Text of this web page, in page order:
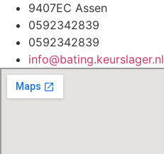
9407EC Assen
0592342839
0592342839
info@bating.keurslager.nl